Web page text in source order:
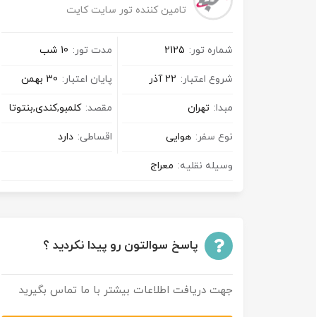
تامین کننده تور سایت کایت
شماره تور: 2125 مدت تور: 10 شب
شروع اعتبار: 22 آذر پایان اعتبار: 30 بهمن
مبدا: تهران مقصد: کلمبو,کندی,بنتوتا
نوع سفر: هوایی اقساطی: دارد
وسیله نقلیه: معراج
پاسخ سوالتون رو پیدا نکردید ؟
جهت دریافت اطلاعات بیشتر با ما تماس بگیرید